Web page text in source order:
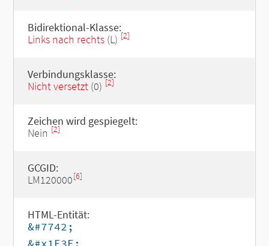
Bidirektional-Klasse:
Links nach rechts(L) [2]
Verbindungsklasse:
Nicht versetzt(0) [2]
Zeichen wird gespiegelt:
Nein [2]
GCGID:
LM120000[6]
HTML-Entität:
&#7742;